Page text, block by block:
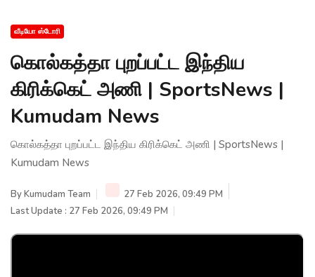
வீடியோ ஸ்டோரி
கொல்கத்தா புறப்பட்ட இந்திய
கிரிக்கெட் அணி | SportsNews |
Kumudam News
கொல்கத்தா புறப்பட்ட இந்திய கிரிக்கெட் அணி | SportsNews |
Kumudam News
ByKumudam Team
27 Feb 2026, 09:49 PM
Last Update : 27 Feb 2026, 09:49 PM